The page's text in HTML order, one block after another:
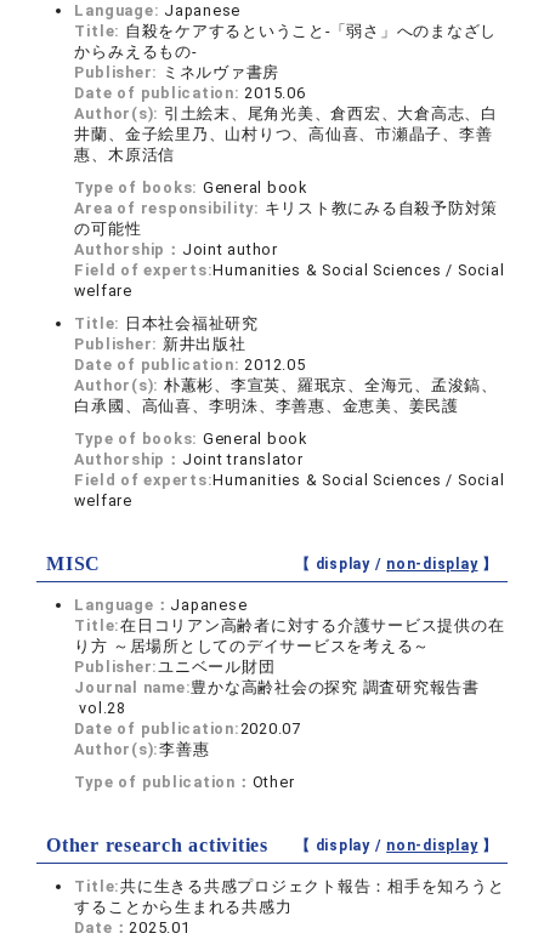
Language: Japanese
Title: 自殺をケアするということ‐「弱さ」へのまなざし
からみえるもの‐
Publisher: ミネルヴァ書房
Date of publication:2015.06
Author(s): 引土絵末、尾角光美、倉西宏、大倉高志、白
井蘭、金子絵里乃、山村りつ、高仙喜、市瀬晶子、李善
惠、木原活信
Type of books: General book
Area of responsibility: キリスト教にみる自殺予防対策
の可能性
Authorship： Joint author
Field of experts:Humanities & Social Sciences / Social
welfare
Title: 日本社会福祉研究
Publisher: 新井出版社
Date of publication:2012.05
Author(s): 朴蕙彬、李宣英、羅珉京、全海元、孟浚鎬、
白承國、高仙喜、李明洙、李善惠、金恵美、姜民護
Type of books: General book
Authorship： Joint translator
Field of experts:Humanities & Social Sciences / Social
welfare
MISC 【 display / non-display】
Language： Japanese
Title:在日コリアン高齢者に対する介護サービス提供の在
り方 ～居場所としてのデイサービスを考える～
Publisher:ユニベール財団
Journal name:豊かな高齢社会の探究 調査研究報告書
vol.28
Date of publication:2020.07
Author(s):李善惠
Type of publication： Other
Other research activities 【 display / non-display】
Title:共に生きる共感プロジェクト報告：相手を知ろうと
することから生まれる共感力
Date：2025.01